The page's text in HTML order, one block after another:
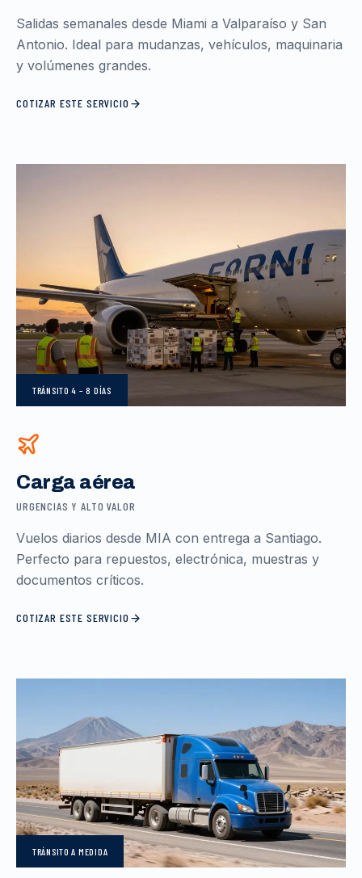
Salidas semanales desde Miami a Valparaíso y San
Antonio. Ideal para mudanzas, vehículos, maquinaria
y volúmenes grandes.
COTIZAR ESTE SERVICIO
TRÁNSITO4 – 8 DÍAS
Carga aérea
URGENCIAS Y ALTO VALOR
Vuelos diarios desde MIA con entrega a Santiago.
Perfecto para repuestos, electrónica, muestras y
documentos críticos.
COTIZAR ESTE SERVICIO
TRÁNSITOA MEDIDA